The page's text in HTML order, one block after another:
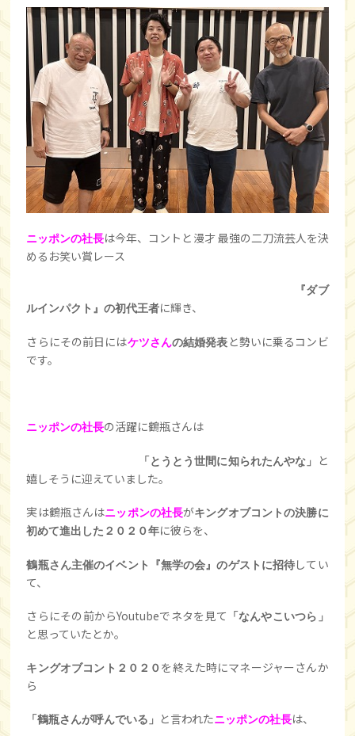
ニッポンの社長は今年、コントと漫才 最強の二刀流芸人を決
めるお笑い賞レース
『ダブ
ルインパクト』の初代王者に輝き、
さらにその前日にはケツさんの結婚発表 と勢いに乗るコンビ
です。
ニッポンの社長の活躍に鶴瓶さんは
「とうとう世間に知られたんやな」
と
嬉しそうに迎えていました。
実は鶴瓶さんはニッポンの社長がキングオブコントの決勝に
初めて進出した２０２０年に彼らを、
鶴瓶さん主催のイベント『無学の会』のゲストに招待してい
て、
さらにその前からYoutubeでネタを見て 「なんやこいつら」
と思っていたとか。
キングオブコント２０２０を終えた時にマネージャーさんか
ら
「鶴瓶さんが呼んでいる」 と言われたニッポンの社長は、